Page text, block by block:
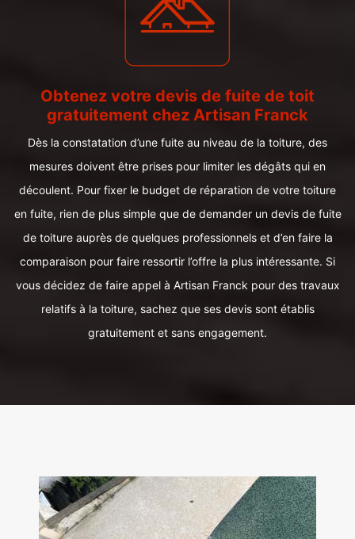
Obtenez votre devis de fuite de toit
gratuitement chez Artisan Franck
Dès la constatation d’une fuite au niveau de la toiture, des
mesures doivent être prises pour limiter les dégâts qui en
découlent. Pour fixer le budget de réparation de votre toiture
en fuite, rien de plus simple que de demander un devis de fuite
de toiture auprès de quelques professionnels et d’en faire la
comparaison pour faire ressortir l’offre la plus intéressante. Si
vous décidez de faire appel à Artisan Franck pour des travaux
relatifs à la toiture, sachez que ses devis sont établis
gratuitement et sans engagement.